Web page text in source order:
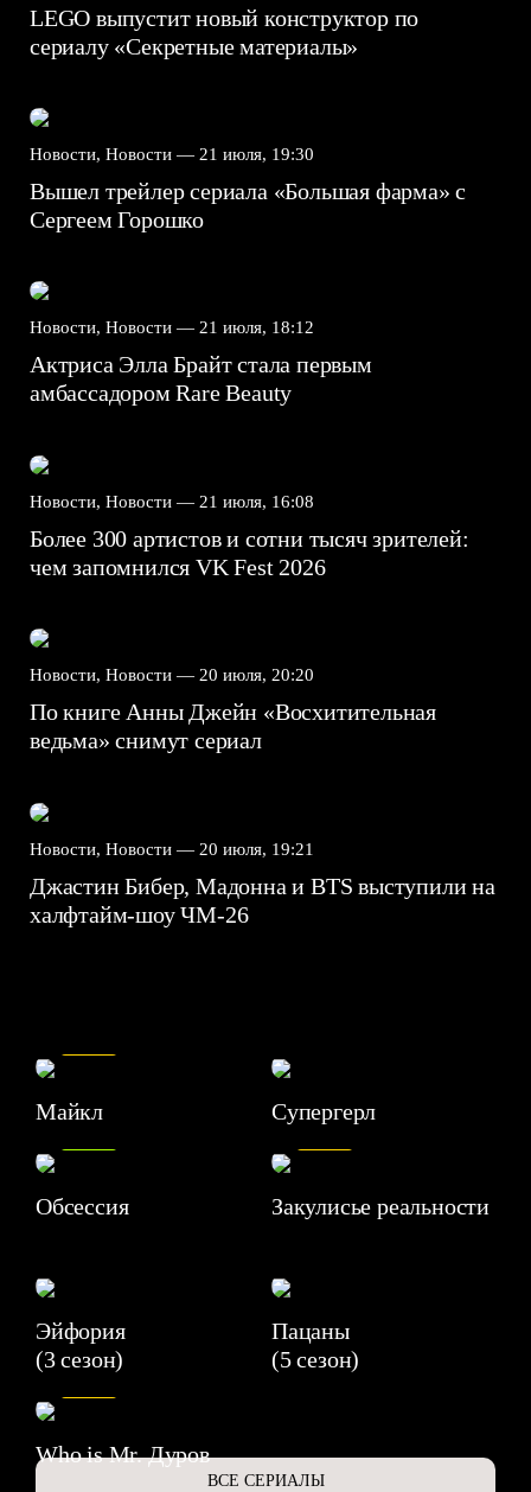
LEGO выпустит новый конструктор по
сериалу «Секретные материалы»
Новости, Новости — 21 июля, 19:30
Вышел трейлер сериала «Большая фарма» с
Сергеем Горошко
Новости, Новости — 21 июля, 18:12
Актриса Элла Брайт стала первым
амбассадором Rare Beauty
Новости, Новости — 21 июля, 16:08
Более 300 артистов и сотни тысяч зрителей:
чем запомнился VK Fest 2026
Новости, Новости — 20 июля, 20:20
По книге Анны Джейн «Восхитительная
ведьма» снимут сериал
Новости, Новости — 20 июля, 19:21
Джастин Бибер, Мадонна и BTS выступили на
халфтайм-шоу ЧМ-26
Майкл Супергерл
Обсессия
7.1
Закулисье реальности
Эйфория
(3 сезон)
Пацаны
(5 сезон)
6.3
Who is Mr. Дуров
ВСЕ СЕРИАЛЫ